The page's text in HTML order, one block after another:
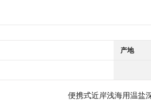
产地
便携式近岸浅海用温盐